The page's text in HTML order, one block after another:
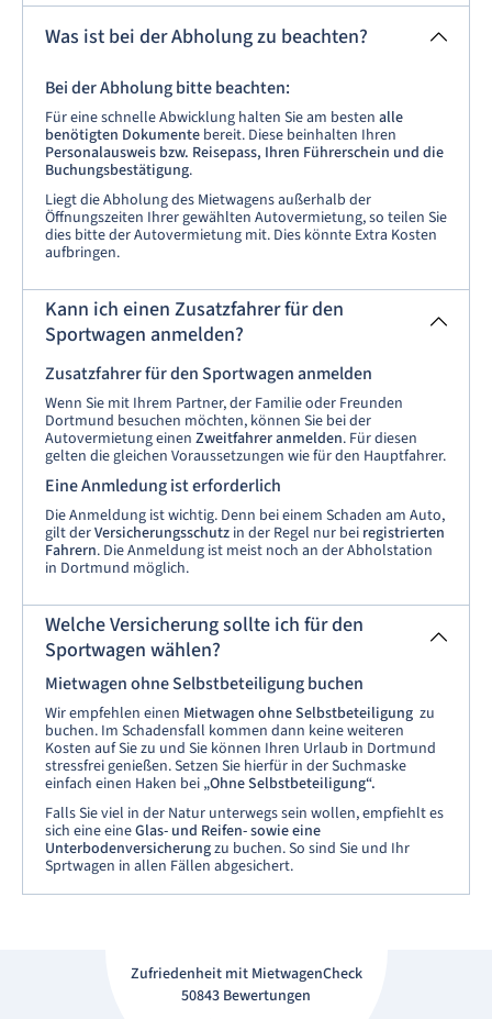
Was ist bei der Abholung zu beachten?
Bei der Abholung bitte beachten:
Für eine schnelle Abwicklung halten Sie am besten alle
benötigten Dokumente bereit. Diese beinhalten Ihren
Personalausweis bzw. Reisepass, Ihren Führerschein und die
Buchungsbestätigung.
Liegt die Abholung des Mietwagens außerhalb der
Öffnungszeiten Ihrer gewählten Autovermietung, so teilen Sie
dies bitte der Autovermietung mit. Dies könnte Extra Kosten
aufbringen.
Kann ich einen Zusatzfahrer für den
Sportwagen anmelden?
Zusatzfahrer für den Sportwagen anmelden
Wenn Sie mit Ihrem Partner, der Familie oder Freunden
Dortmund besuchen möchten, können Sie bei der
Autovermietung einen Zweitfahrer anmelden. Für diesen
gelten die gleichen Voraussetzungen wie für den Hauptfahrer.
Eine Anmledung ist erforderlich
Die Anmeldung ist wichtig. Denn bei einem Schaden am Auto,
gilt derVersicherungsschutz in der Regel nur bei registrierten
Fahrern. Die Anmeldung ist meist noch an der Abholstation
in Dortmund möglich.
Welche Versicherung sollte ich für den
Sportwagen wählen?
Mietwagen ohne Selbstbeteiligung buchen
Wir empfehlen einen Mietwagen ohne Selbstbeteiligung zu
buchen. Im Schadensfall kommen dann keine weiteren
Kosten auf Sie zu und Sie können Ihren Urlaub in Dortmund
stressfrei genießen. Setzen Sie hierfür in der Suchmaske
einfach einen Haken bei „Ohne Selbstbeteiligung“.
Falls Sie viel in der Natur unterwegs sein wollen, empfiehlt es
sich eine eineGlas- und Reifen- sowie eine
Unterbodenversicherungzu buchen. So sind Sie und Ihr
Sprtwagen in allen Fällen abgesichert.
Zufriedenheit mit MietwagenCheck
50843 Bewertungen